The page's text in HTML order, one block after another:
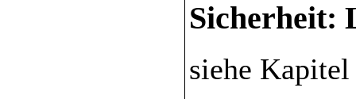
Sicherheit:
siehe